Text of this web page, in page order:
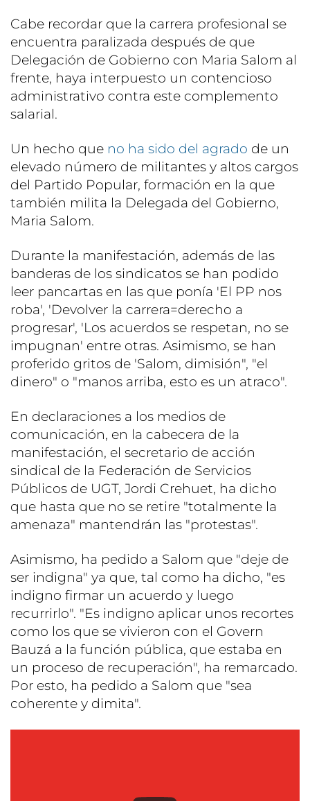
Cabe recordar que la carrera profesional se
encuentra paralizada después de que
Delegación de Gobierno con Maria Salom al
frente, haya interpuesto un contencioso
administrativo contra este complemento
salarial.
Un hecho que no ha sido del agrado de un
elevado número de militantes y altos cargos
del Partido Popular, formación en la que
también milita la Delegada del Gobierno,
Maria Salom.
Durante la manifestación, además de las
banderas de los sindicatos se han podido
leer pancartas en las que ponía 'El PP nos
roba', 'Devolver la carrera=derecho a
progresar', 'Los acuerdos se respetan, no se
impugnan' entre otras. Asimismo, se han
proferido gritos de 'Salom, dimisión", "el
dinero" o "manos arriba, esto es un atraco".
En declaraciones a los medios de
comunicación, en la cabecera de la
manifestación, el secretario de acción
sindical de la Federación de Servicios
Públicos de UGT, Jordi Crehuet, ha dicho
que hasta que no se retire "totalmente la
amenaza" mantendrán las "protestas".
Asimismo, ha pedido a Salom que "deje de
ser indigna" ya que, tal como ha dicho, "es
indigno firmar un acuerdo y luego
recurrirlo". "Es indigno aplicar unos recortes
como los que se vivieron con el Govern
Bauzá a la función pública, que estaba en
un proceso de recuperación", ha remarcado.
Por esto, ha pedido a Salom que "sea
coherente y dimita".